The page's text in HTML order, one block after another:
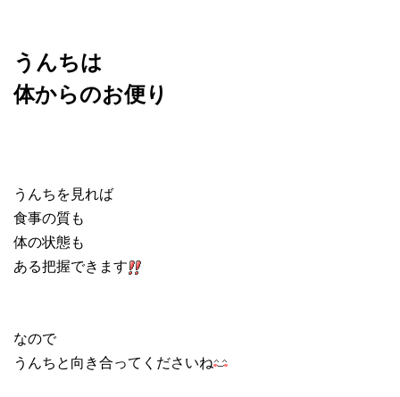
うんちは
体からのお便り
うんちを見れば
食事の質も
体の状態も
ある把握できます
なので
うんちと向き合ってくださいね